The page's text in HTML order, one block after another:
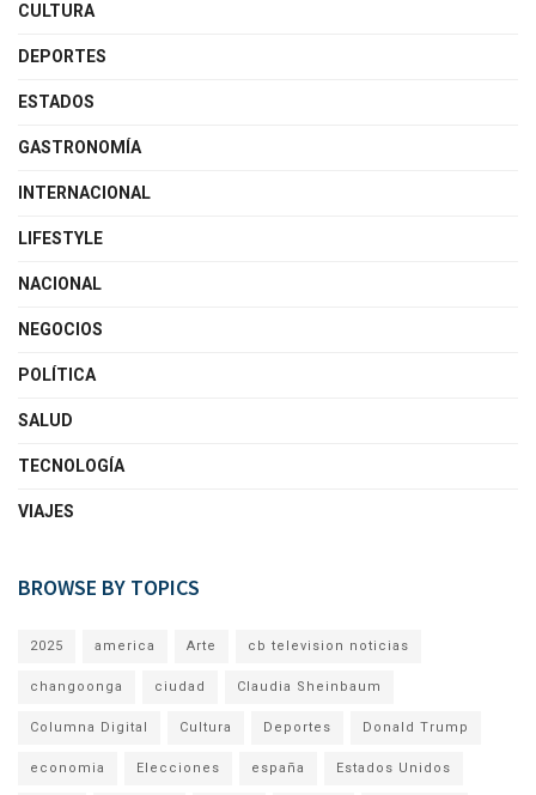
CULTURA
DEPORTES
ESTADOS
GASTRONOMÍA
INTERNACIONAL
LIFESTYLE
NACIONAL
NEGOCIOS
POLÍTICA
SALUD
TECNOLOGÍA
VIAJES
BROWSE BY TOPICS
2025 america Arte cb television noticias
changoonga ciudad Claudia Sheinbaum
Columna Digital Cultura Deportes Donald Trump
economia Elecciones españa Estados Unidos